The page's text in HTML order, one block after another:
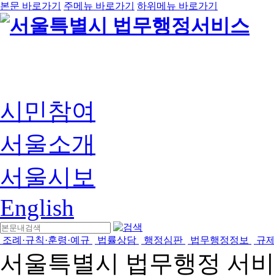
본문 바로가기 주메뉴 바로가기 하위메뉴 바로가기
시민참여
서울소개
서울시보
English
조례·규칙·훈령·예규 법률상담 행정심판 법무행정정보 규
서울특별시 법무행정 서